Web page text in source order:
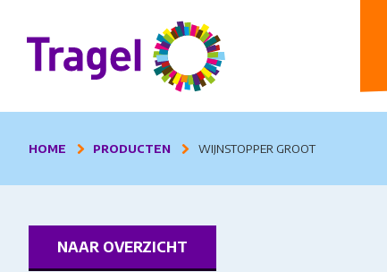
HOME PRODUCTEN WIJNSTOPPER GROOT
NAAR OVERZICHT